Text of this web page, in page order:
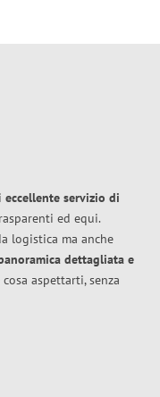
eccellente servizio di
ed equi.
logistica ma anche
dettagliata e
aspettarti, senza